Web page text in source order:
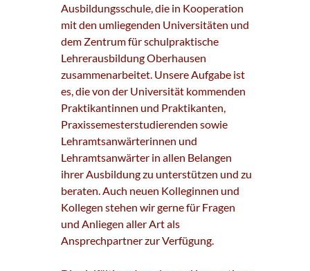
Ausbildungsschule, die in Kooperation
mit den umliegenden Universitäten und
dem Zentrum für schulpraktische
Lehrerausbildung Oberhausen
zusammenarbeitet. Unsere Aufgabe ist
es, die von der Universität kommenden
Praktikantinnen und Praktikanten,
Praxissemesterstudierenden sowie
Lehramtsanwärterinnen und
Lehramtsanwärter in allen Belangen
ihrer Ausbildung zu unterstützen und zu
beraten. Auch neuen Kolleginnen und
Kollegen stehen wir gerne für Fragen
und Anliegen aller Art als
Ansprechpartner zur Verfügung.